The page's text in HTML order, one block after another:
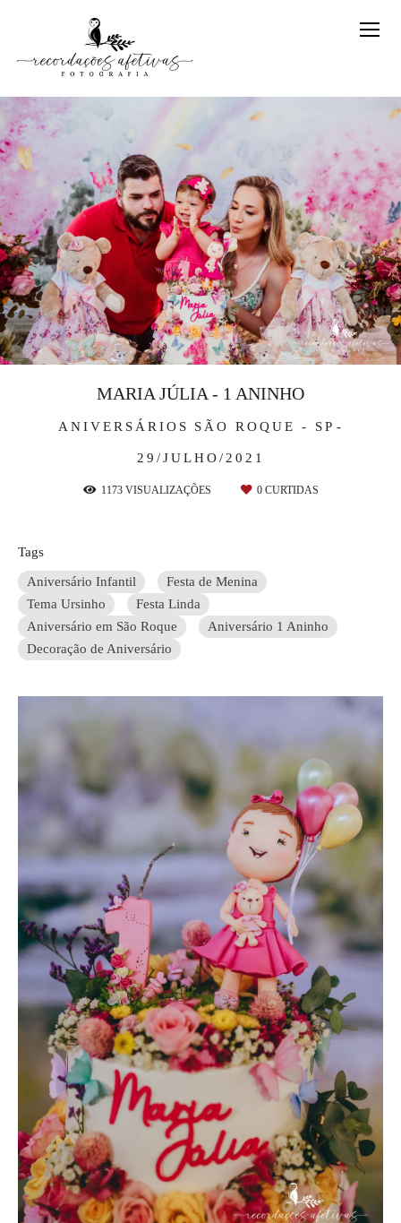
ANIVERSÁRIOS SÃO ROQUE - SP
29/JULHO/2021
MARIA JÚLIA - 1 ANINHO
1173VISUALIZAÇÕES 0CURTIDAS
Tags
Aniversário Infantil
Festa de Menina
Tema Ursinho
Festa Linda
Aniversário em São Roque
Aniversário 1 Aninho
Decoração de Aniversário